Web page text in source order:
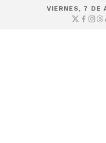
VIERNES, 7 DE